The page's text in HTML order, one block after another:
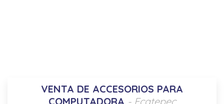
VENTA DE ACCESORIOS PARA
COMPUTADORA - Ecatepec